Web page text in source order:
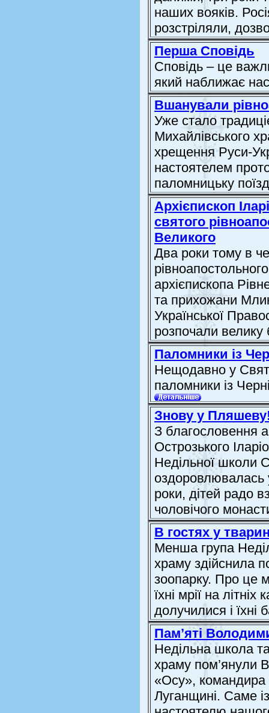
наших вояків.
розстріляли,
Перша Сповідь
Сповідь – це
який наближає
Вшанували
Уже стало
Михайлівського
хрещення Руси-
настоятелем
паломницьку
Архієпископ
святого
Великого
Два роки тому в
архієпископа
та прихожани
Української
розпочали велику
Паломники із
Нещодавно у
паломники із
Знову у
З благословення
Острозького
Недільної школи
оздоровлювалась
роки, дітей радо
чоловічого
В гостях у
Менша група
храму здійснила
зоопарку. Про це
їхні мрії на
долучилися і їхні
Пам’яті
Недільна школа
храму пом’янули
«Осу», командира
Луганщині. Саме